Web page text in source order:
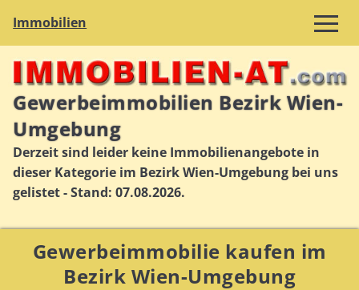
Immobilien
Gewerbeimmobilien Bezirk Wien-
Umgebung
Derzeit sind leider keine Immobilienangebote in
dieser Kategorie im Bezirk Wien-Umgebung bei uns
gelistet - Stand: 07.08.2026.
Gewerbeimmobilie kaufen im
Bezirk Wien-Umgebung